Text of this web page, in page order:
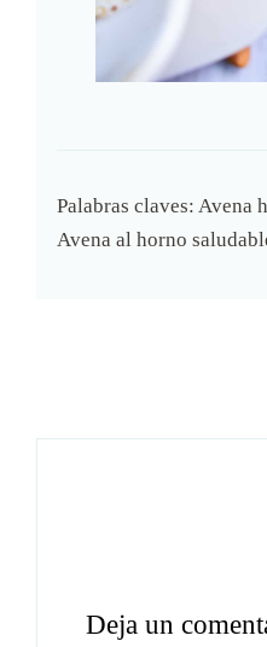
Palabras claves: Avena
Avena al horno
Deja un